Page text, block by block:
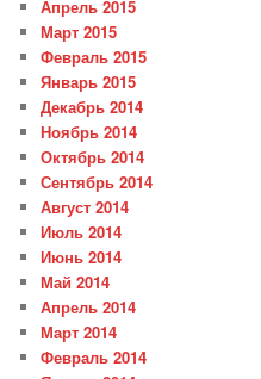
Апрель 2015
Март 2015
Февраль 2015
Январь 2015
Декабрь 2014
Ноябрь 2014
Октябрь 2014
Сентябрь 2014
Август 2014
Июль 2014
Июнь 2014
Май 2014
Апрель 2014
Март 2014
Февраль 2014